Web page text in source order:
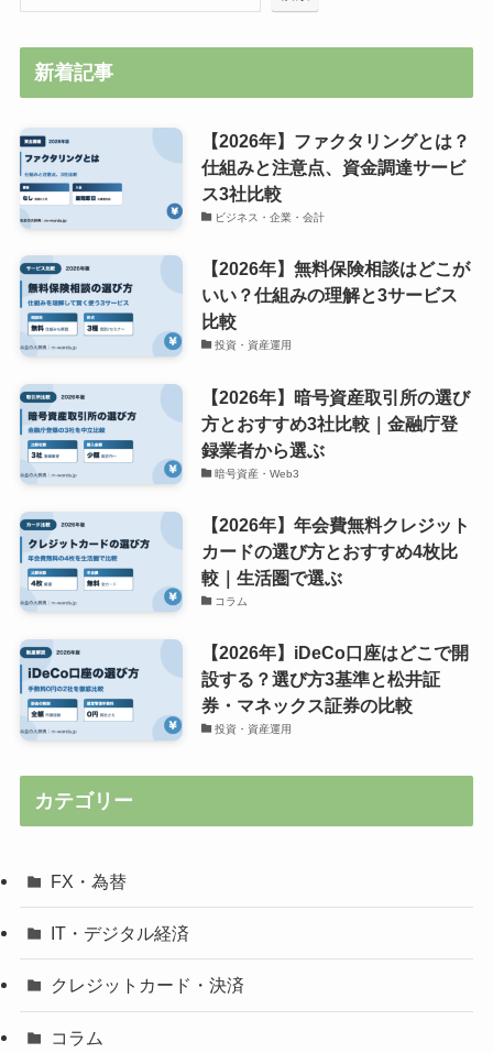
新着記事
【2026年】ファクタリングとは？
仕組みと注意点、資金調達サービ
ス3社比較
ビジネス・企業・会計
【2026年】無料保険相談はどこが
いい？仕組みの理解と3サービス
比較
投資・資産運用
【2026年】暗号資産取引所の選び
方とおすすめ3社比較｜金融庁登
録業者から選ぶ
暗号資産・Web3
【2026年】年会費無料クレジット
カードの選び方とおすすめ4枚比
較｜生活圏で選ぶ
コラム
【2026年】iDeCo口座はどこで開
設する？選び方3基準と松井証
券・マネックス証券の比較
投資・資産運用
カテゴリー
FX・為替
IT・デジタル経済
クレジットカード・決済
コラム